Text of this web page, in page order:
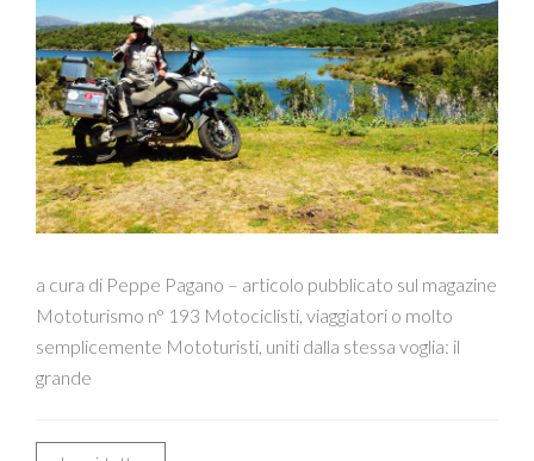
a cura di Peppe Pagano – articolo pubblicato sul magazine
Mototurismo n° 193 Motociclisti, viaggiatori o molto
semplicemente Mototuristi, uniti dalla stessa voglia: il
grande